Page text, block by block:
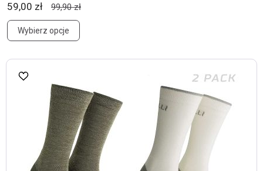
59,00 zł 99,90 zł
Wybierz opcje